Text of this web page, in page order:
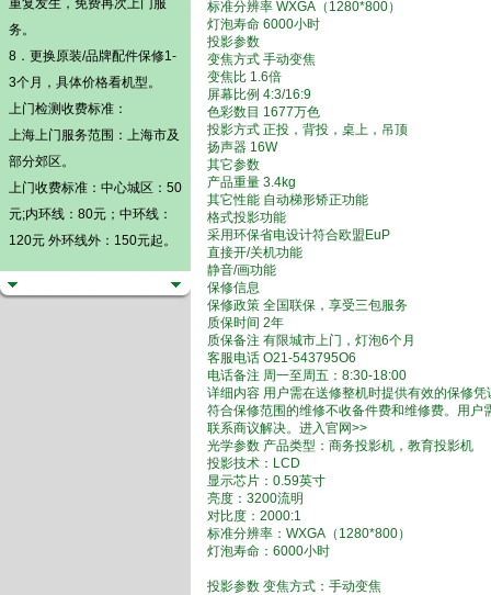
重复发生，免费再次上门服
务。
8．更换原装/品牌配件保修1-
3个月，具体价格看机型。
上门检测收费标准：
上海上门服务范围：上海市及
部分郊区。
上门收费标准：中心城区：50
元;内环线：80元；中环线：
120元 外环线外：150元起。
标准分辨率 WXGA（1280*800）
灯泡寿命 6000小时
投影参数
变焦方式 手动变焦
变焦比 1.6倍
屏幕比例 4:3/16:9
色彩数目 1677万色
投影方式 正投，背投，桌上，吊顶
扬声器 16W
其它参数
产品重量 3.4kg
其它性能 自动梯形矫正功能
格式投影功能
采用环保省电设计符合欧盟EuP
直接开/关机功能
静音/画功能
保修信息
保修政策 全国联保，享受三包服务
质保时间 2年
质保备注 有限城市上门，灯泡6个月
客服电话 O21-543795O6
电话备注 周一至周五：8:30-18:00
详细内容 用户需在送修整机时提供有效的保修
符合保修范围的维修不收备件费和维修费。用
联系商议解决。进入官网>>
光学参数 产品类型：商务投影机，教育投影机
投影技术：LCD
显示芯片：0.59英寸
亮度：3200流明
对比度：2000:1
标准分辨率：WXGA（1280*800）
灯泡寿命：6000小时
投影参数 变焦方式：手动变焦